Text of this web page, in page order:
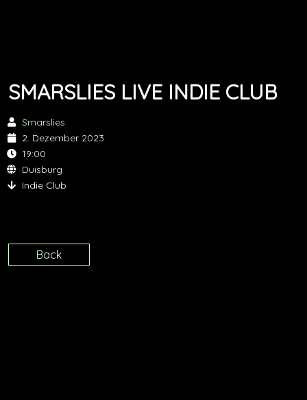
SMARSLIES LIVE INDIE CLUB
Smarslies
2. Dezember 2023
19:00
Duisburg
Indie Club
Back